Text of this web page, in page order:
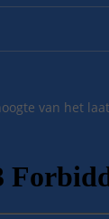
van het